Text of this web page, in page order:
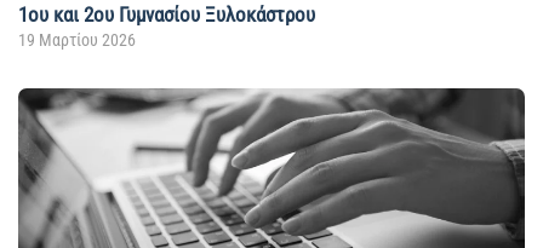
1ου και 2ου Γυμνασίου Ξυλοκάστρου
19 Μαρτίου 2026